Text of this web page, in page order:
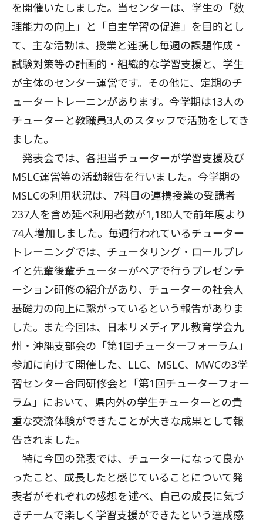
を開催いたしました。当センターは、学生の「数
理能力の向上」と「自主学習の促進」を目的とし
て、主な活動は、授業と連携し毎週の課題作成・
試験対策等の計画的・組織的な学習支援と、学生
が主体のセンター運営です。その他に、定期のチ
ュータートレーニンがあります。今学期は13人の
チューターと教職員3人のスタッフで活動をしてき
ました。
発表会では、各担当チューターが学習支援及び
MSLC運営等の活動報告を行いました。今学期の
MSLCの利用状況は、7科目の連携授業の受講者
237人を含め延べ利用者数が1,180人で前年度より
74人増加しました。毎週行われているチューター
トレーニングでは、チュータリング・ロールプレ
イと先輩後輩チューターがペアで行うプレゼンテ
ーション研修の紹介があり、チューターの社会人
基礎力の向上に繋がっているという報告がありま
した。また今回は、日本リメディアル教育学会九
州・沖縄支部会の「第1回チューターフォーラム」
参加に向けて開催した、LLC、MSLC、MWCの3学
習センター合同研修会と「第1回チューターフォー
ラム」において、県内外の学生チューターとの貴
重な交流体験ができたことが大きな成果として報
告されました。
特に今回の発表では、チューターになって良か
ったこと、成長したと感じていることについて発
表者がそれぞれの感想を述べ、自己の成長に気づ
きチームで楽しく学習支援ができたという達成感